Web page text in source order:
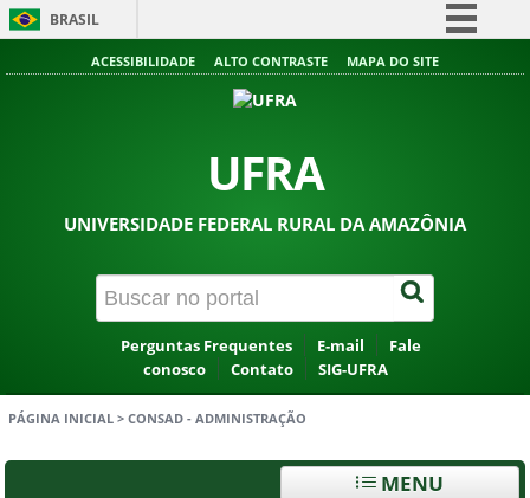
BRASIL
Simplifique!
Acesso à informação
ACESSIBILIDADE ALTO CONTRASTE MAPA DO SITE
UFRA
UNIVERSIDADE FEDERAL RURAL DA AMAZÔNIA
Perguntas Frequentes E-mail
Fale
conosco
Contato SIG-UFRA
PÁGINA INICIAL > CONSAD - ADMINISTRAÇÃO
MENU